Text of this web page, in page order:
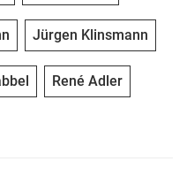
Jürgen Klinsmann
René Adler